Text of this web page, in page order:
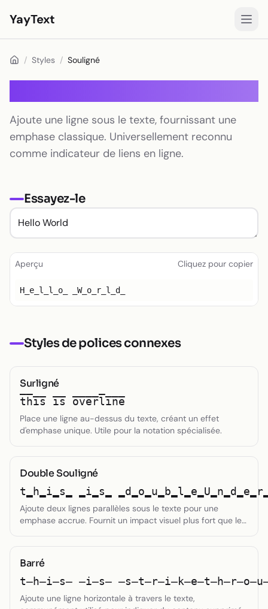
YayText
Styles
Jouer🚀
Polices Instagram
Polices Facebook
Polices TikTok
Texte en gras
Texte cursif
Petit texte
Toggle theme
/ Styles / Souligné
Ajoute une ligne sous le texte, fournissant une
emphase classique. Universellement reconnu
comme indicateur de liens en ligne.
Essayez-le
Aperçu Cliquez pour copier
H̲e̲l̲l̲o̲ ̲W̲o̲r̲l̲d̲
Styles de polices connexes
Surligné
t̅h̅i̅s̅ ̅i̅s̅ ̅o̅v̅e̅r̅l̅i̅n̅e̅
Place une ligne au-dessus du texte, créant un effet
d'emphase unique. Utile pour la notation spécialisée.
Double Souligné
t̳h̳i̳s̳ ̳i̳s̳
Ajoute deux lignes parallèles sous le texte pour une
emphase accrue. Fournit un impact visuel plus fort que le
Barré
t̶h̶i̶s̶ ̶i̶s̶
Ajoute une ligne horizontale à travers le texte,